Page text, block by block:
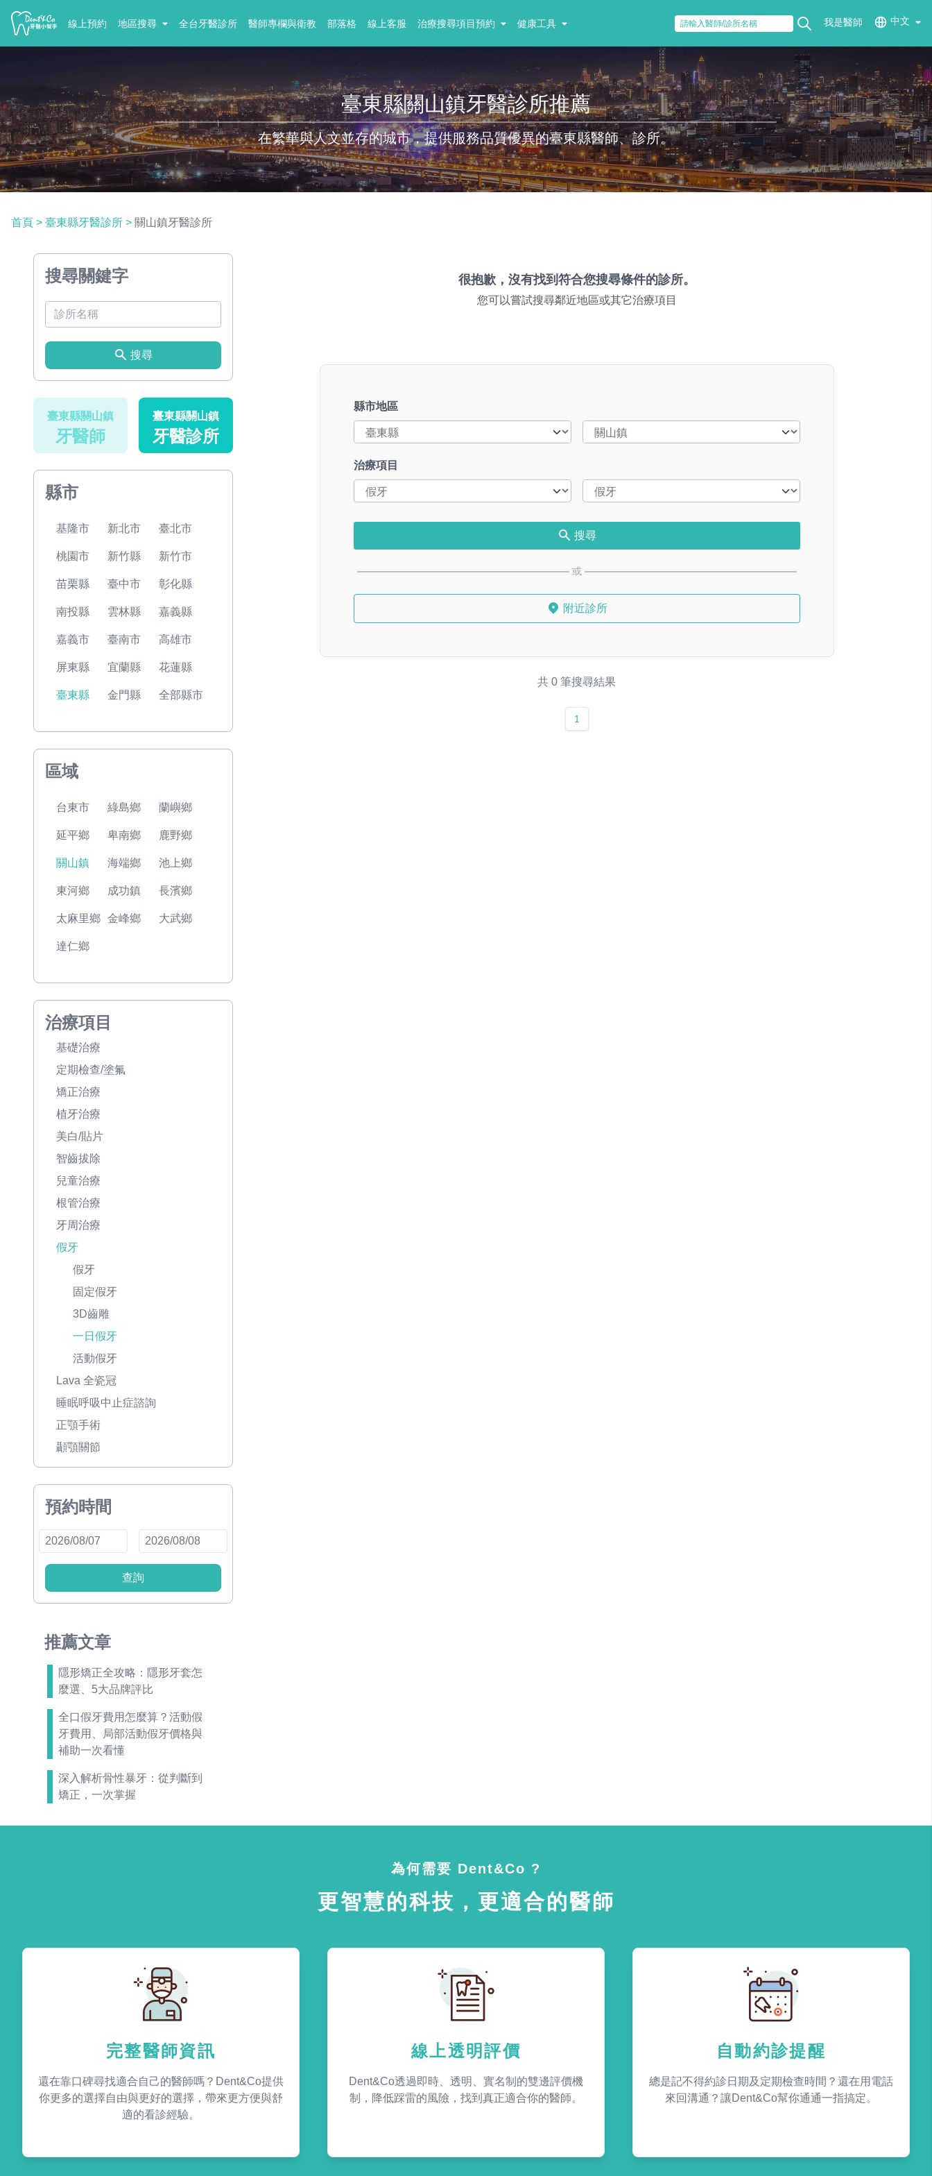
線上預約 地區搜尋 全台牙醫診所 醫師專欄與衛教 部落格 線上客服 治療搜尋項目預約 健康工具 我是醫師 中文
臺東縣關山鎮牙醫診所推薦
在繁華與人文並存的城市，提供服務品質優異的臺東縣醫師、診所。
首頁 > 臺東縣牙醫診所 > 關山鎮牙醫診所
搜尋關鍵字
搜尋
臺東縣關山鎮
牙醫師
臺東縣關山鎮
牙醫診所
縣市
基隆市 新北市 臺北市
桃園市 新竹縣 新竹市
苗栗縣 臺中市 彰化縣
南投縣 雲林縣 嘉義縣
嘉義市 臺南市 高雄市
屏東縣 宜蘭縣 花蓮縣
臺東縣 金門縣 全部縣市
區域
台東市 綠島鄉 蘭嶼鄉
延平鄉 卑南鄉 鹿野鄉
關山鎮 海端鄉 池上鄉
東河鄉 成功鎮 長濱鄉
太麻里鄉 金峰鄉 大武鄉
達仁鄉
治療項目
基礎治療
定期檢查/塗氟
矯正治療
植牙治療
美白/貼片
智齒拔除
兒童治療
根管治療
牙周治療
假牙
假牙
固定假牙
3D齒雕
一日假牙
活動假牙
Lava 全瓷冠
睡眠呼吸中止症諮詢
正顎手術
顳顎關節
預約時間
查詢
推薦文章
隱形矯正全攻略：隱形牙套怎
麼選、5大品牌評比
全口假牙費用怎麼算？活動假
牙費用、局部活動假牙價格與
補助一次看懂
深入解析骨性暴牙：從判斷到
矯正，一次掌握
很抱歉，沒有找到符合您搜尋條件的診所。
您可以嘗試搜尋鄰近地區或其它治療項目
縣市地區
治療項目
搜尋
或
附近診所
共 0 筆搜尋結果
1
為何需要 Dent&Co ?
更智慧的科技，更適合的醫師
完整醫師資訊
還在靠口碑尋找適合自己的醫師嗎？Dent&Co提供
你更多的選擇自由與更好的選擇，帶來更方便與舒
適的看診經驗。
線上透明評價
Dent&Co透過即時、透明、實名制的雙邊評價機
制，降低踩雷的風險，找到真正適合你的醫師。
自動約診提醒
總是記不得約診日期及定期檢查時間？還在用電話
來回溝通？讓Dent&Co幫你通通一指搞定。